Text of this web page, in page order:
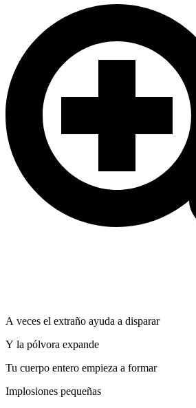
A veces el extraño ayuda a disparar
Y la pólvora expande
Tu cuerpo entero empieza a formar
Implosiones pequeñas